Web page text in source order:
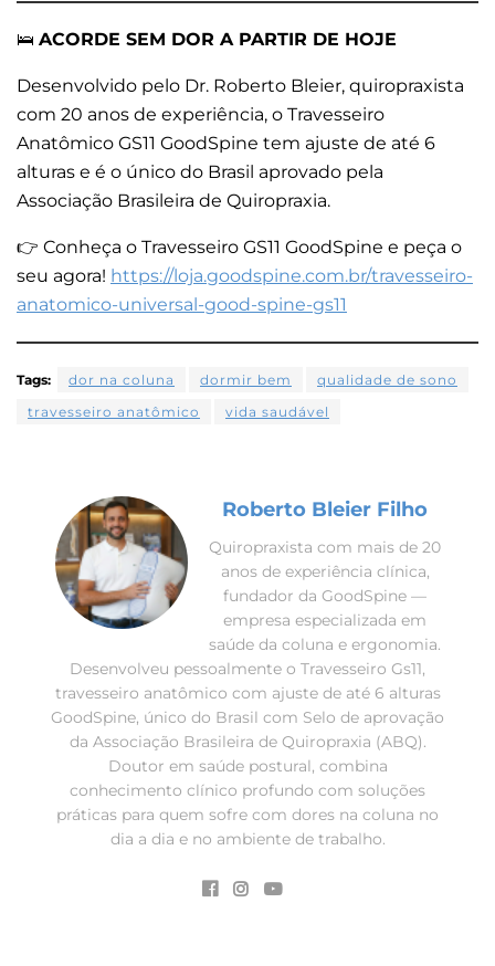
🛌 ACORDE SEM DOR A PARTIR DE HOJE
Desenvolvido pelo Dr. Roberto Bleier, quiropraxista
com 20 anos de experiência, o Travesseiro
Anatômico GS11 GoodSpine tem ajuste de até 6
alturas e é o único do Brasil aprovado pela
Associação Brasileira de Quiropraxia.
👉 Conheça o Travesseiro GS11 GoodSpine e peça o
seu agora! https://loja.goodspine.com.br/travesseiro-
anatomico-universal-good-spine-gs11
Tags: dor na coluna dormir bem
qualidade de sono
travesseiro anatômico
vida saudável
Roberto Bleier Filho
Quiropraxista com mais de 20
anos de experiência clínica,
fundador da GoodSpine —
empresa especializada em
saúde da coluna e ergonomia.
Desenvolveu pessoalmente o Travesseiro Gs11,
travesseiro anatômico com ajuste de até 6 alturas
GoodSpine, único do Brasil com Selo de aprovação
da Associação Brasileira de Quiropraxia (ABQ).
Doutor em saúde postural, combina
conhecimento clínico profundo com soluções
práticas para quem sofre com dores na coluna no
dia a dia e no ambiente de trabalho.